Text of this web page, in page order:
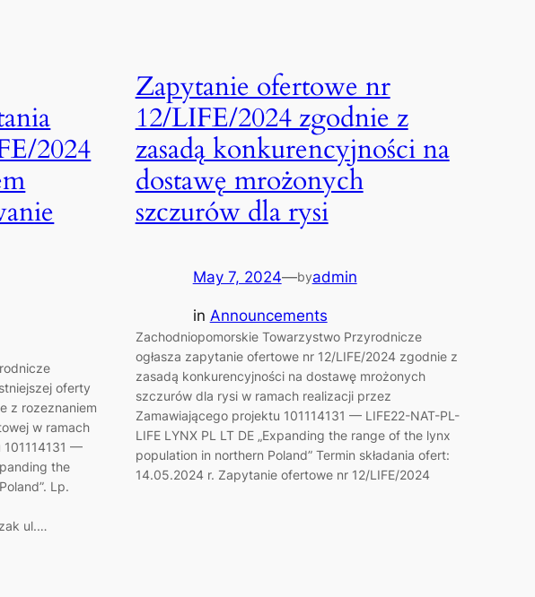
2024
oferty
z rozeznaniem
w ramach
101114131 —
the
Lp.
ul.…
Zapytanie ofertowe nr
12/LIFE/2024 zgodnie z
zasadą konkurencyjności na
dostawę mrożonych
szczurów dla rysi
May 7, 2024—byadmin
in Announcements
Zachodniopomorskie Towarzystwo Przyrodnicze
ogłasza zapytanie ofertowe nr 12/LIFE/2024 zgodnie z
zasadą konkurencyjności na dostawę mrożonych
szczurów dla rysi w ramach realizacji przez
Zamawiającego projektu 101114131 — LIFE22-NAT-PL-
LIFE LYNX PL LT DE „Expanding the range of the lynx
population in northern Poland” Termin składania ofert:
14.05.2024 r. Zapytanie ofertowe nr 12/LIFE/2024